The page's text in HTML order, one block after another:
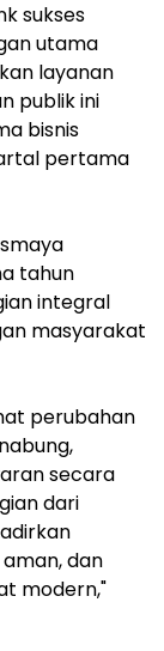
sukses
utama
layanan
publik ini
bisnis
pertama
tahun
integral
masyarakat
perubahan
secara
dari
dan
modern,"